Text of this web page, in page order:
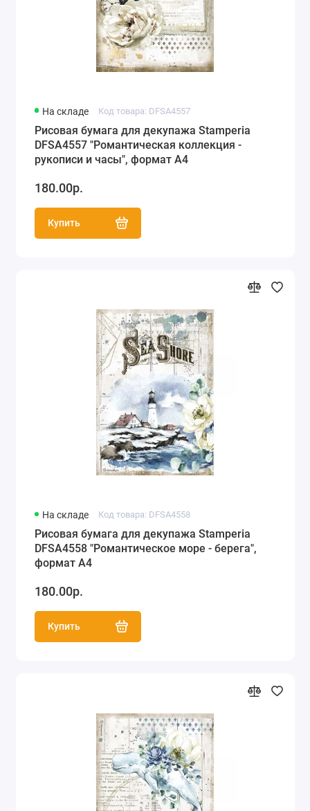
На складе Код товара: DFSA4557
Рисовая бумага для декупажа Stamperia
DFSA4557 "Романтическая коллекция -
рукописи и часы", формат А4
180.00р.
Купить
На складе Код товара: DFSA4558
Рисовая бумага для декупажа Stamperia
DFSA4558 "Романтическое море - берега",
формат А4
180.00р.
Купить